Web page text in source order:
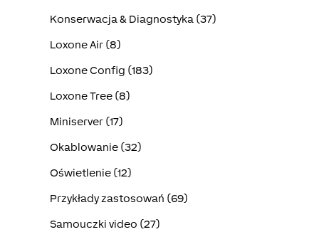
Konserwacja & Diagnostyka (37)
Loxone Air (8)
Loxone Config (183)
Loxone Tree (8)
Miniserver (17)
Okablowanie (32)
Oświetlenie (12)
Przykłady zastosowań (69)
Samouczki video (27)